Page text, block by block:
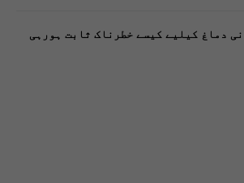
دماغ کیلیے کیسے خطرناک ثابت ہورہی